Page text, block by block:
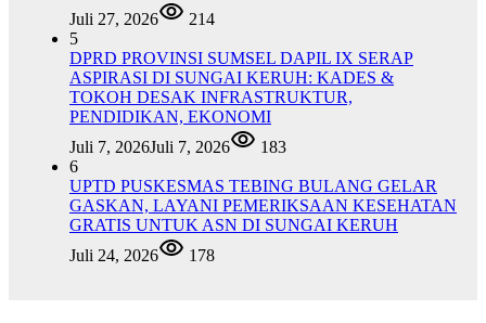
Juli 27, 2026
214
5
DPRD PROVINSI SUMSEL DAPIL IX SERAP
ASPIRASI DI SUNGAI KERUH: KADES &
TOKOH DESAK INFRASTRUKTUR,
PENDIDIKAN, EKONOMI
Juli 7, 2026Juli 7, 2026
183
6
UPTD PUSKESMAS TEBING BULANG GELAR
GASKAN, LAYANI PEMERIKSAAN KESEHATAN
GRATIS UNTUK ASN DI SUNGAI KERUH
Juli 24, 2026
178